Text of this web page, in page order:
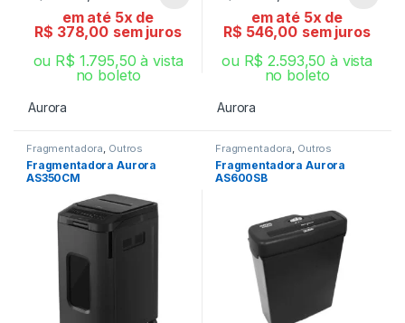
em até 5x de
R$ 378,00 sem juros
ou R$ 1.795,50 à vista
no boleto
Aurora
em até 5x de
R$ 546,00 sem juros
ou R$ 2.593,50 à vista
no boleto
Aurora
Fragmentadora, Outros
Fragmentadora Aurora
AS350CM
Fragmentadora, Outros
Fragmentadora Aurora
AS600SB